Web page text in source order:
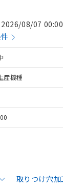
2026/08/07
産機種
取りつけ穴加